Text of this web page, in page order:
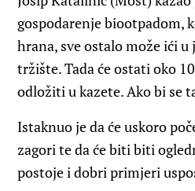
gospodarenje biootpadom,
hrana, sve ostalo može ići
tržište. Tada će ostati oko
odložiti u kazete. Ako bi se
Istaknuo je da će uskoro
zagori te da će biti biti
postoje i dobri primjeri